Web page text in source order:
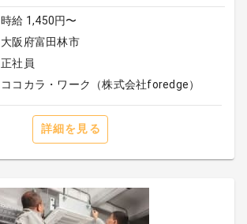
時給 1,450円〜
大阪府富田林市
正社員
ココカラ・ワーク（株式会社foredge）
詳細を見る